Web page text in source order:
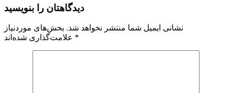
دیدگاهتان را بنویسید
نشانی ایمیل شما منتشر نخواهد شد. بخش‌های موردنیاز
*